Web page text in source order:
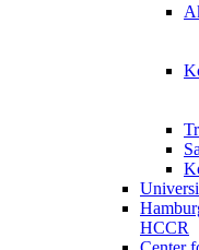
HCCR